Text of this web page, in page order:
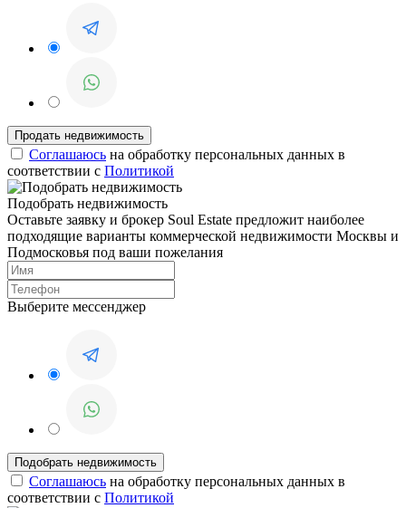
Соглашаюсь на обработку персональных данных в
соответствии с Политикой
Подобрать недвижимость
Оставьте заявку и брокер Soul Estate предложит наиболее
подходящие варианты коммерческой недвижимости Москвы и
Подмосковья под ваши пожелания
Выберите мессенджер
Соглашаюсь на обработку персональных данных в
соответствии с Политикой